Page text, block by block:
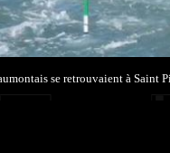
se retrouvaient à